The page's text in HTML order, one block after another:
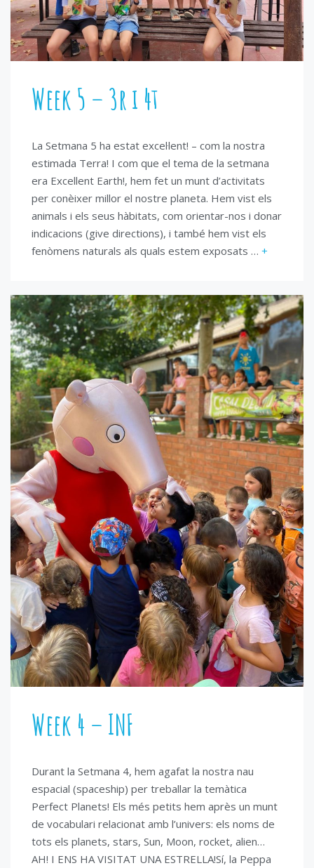
Week 5 – 3r i 4t
La Setmana 5 ha estat excel·lent! – com la nostra
estimada Terra! I com que el tema de la setmana
era Excellent Earth!, hem fet un munt d’activitats
per conèixer millor el nostre planeta. Hem vist els
animals i els seus hàbitats, com orientar-nos i donar
indicacions (give directions), i també hem vist els
fenòmens naturals als quals estem exposats … +
Week 4 – INF
Durant la Setmana 4, hem agafat la nostra nau
espacial (spaceship) per treballar la temàtica
Perfect Planets! Els més petits hem après un munt
de vocabulari relacionat amb l’univers: els noms de
tots els planets, stars, Sun, Moon, rocket, alien…
AH! I ENS HA VISITAT UNA ESTRELLA!Sí, la Peppa